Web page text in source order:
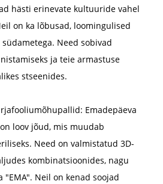
hästi erinevate kultuuride vahel
on ka lõbusad, loomingulised
Need sobivad
ja teie armastuse
stseenides.
Emadepäeva
loov jõud, mis muudab
Need on valmistatud 3D-
kombinatsioonides, nagu
"EMA". Neil on kenad soojad